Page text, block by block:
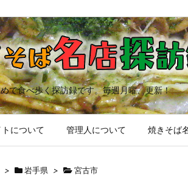
て食べ歩く探訪録です。毎週月曜、更新！
について 管理人について 焼きそば
> 岩手県 > 宮古市